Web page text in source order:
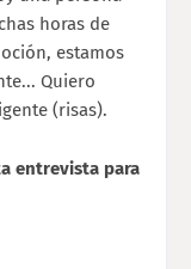
horas de
estamos
Quiero
(risas).
entrevista para